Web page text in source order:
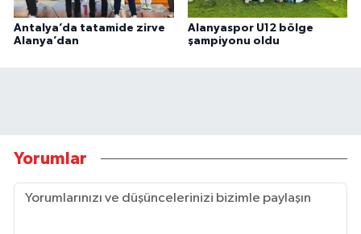
Antalya’da tatamide zirve
Alanya’dan
Alanyaspor U12 bölge
şampiyonu oldu
Yorumlar